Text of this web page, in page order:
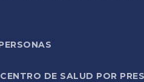
DE SALUD POR